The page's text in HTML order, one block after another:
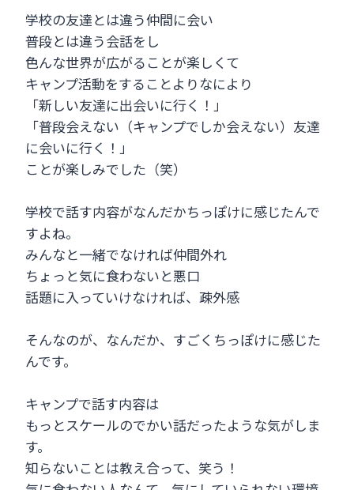
学校の友達とは違う仲間に会い
普段とは違う会話をし
色んな世界が広がることが楽しくて
キャンプ活動をすることよりなにより
「新しい友達に出会いに行く！」
「普段会えない（キャンプでしか会えない）友達
に会いに行く！」
ことが楽しみでした（笑）
学校で話す内容がなんだかちっぽけに感じたんで
すよね。
みんなと一緒でなければ仲間外れ
ちょっと気に食わないと悪口
話題に入っていけなければ、疎外感
そんなのが、なんだか、すごくちっぽけに感じた
んです。
キャンプで話す内容は
もっとスケールのでかい話だったような気がしま
す。
知らないことは教え合って、笑う！